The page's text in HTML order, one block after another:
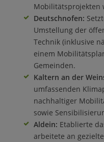
Mobilitätsprojekten
Deutschnofen:
Umstellung der
Technik (inklusive
einem
Gemeinden.
Kaltern an der
umfassenden
nachhaltiger
sowie
Aldein: Etablierte
arbeitete an